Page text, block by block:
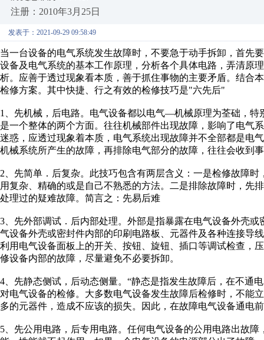
注册：2010年3月25日
发表于：2021-09-29 09:58:49
当一台设备的电气系统发生故障时，不要急于动手拆卸，首先
设备及电气系统的基本工作原理，分析各个具体电路，弄清原
析。应善于透过现象看本质，善于抓住事物的主要矛盾。结合
检修方案。其中快捷、行之有效的检修技巧是"六先后"
1、先机械，后电路。电气设备都以电气—机械原理为荃础，
是一个整体的两个方面。往往机械部件出现故障，影响了电气
迷惑，应透过现象着本质，电气系统出现故障并不全部都是电
机械系统所产生的故障，再排除电气部分的故障，往往会收到
2、先简单．后复杂。此技巧包含有两层含义：一是检修故障
用复杂、精确的或是自己不熟悉的方法。二是排除故障时，先
处理过的疑难故障。简言之：先易后难
3、先外部调试．后内部处理。外部是指暴露在电气设备外壳
气设备外壳或密封件内部的印刷电路板、元器件及各种连接导
利用电气设备面板上的开关、按钮、旋钮、插口等调试检查，
修设备内部的故障，尽量避免不必要拆卸。
4、先静态侧试，后动态侧量。“静态是指发生故障后，在不通
对电气设备的检修。大多数电气设备发生故障后检修时，不能
多的元器件，造成不应该的损失。因此，在故障电气设备通电
5、先公用电路，后专用电路。任何电气设备的公用电路出故